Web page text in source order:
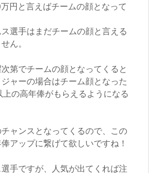
円と言えばチームの顔となって
選手はまだチームの顔と言える
ん。
第でチームの顔となってくると
ャーの場合はチーム顔となった
の高年俸がもらえるようになる
ャンスとなってくるので、この
アップに繋げて欲しいですね！
手ですが、人気が出てくれば注